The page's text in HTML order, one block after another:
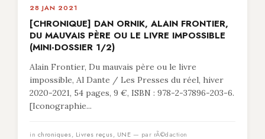
28 JAN 2021
[CHRONIQUE] DAN ORNIK, ALAIN FRONTIER,
DU MAUVAIS PÈRE OU LE LIVRE IMPOSSIBLE
(MINI-DOSSIER 1/2)
Alain Frontier, Du mauvais père ou le livre
impossible, Al Dante / Les Presses du réel, hiver
2020-2021, 54 pages, 9 €, ISBN : 978-2-37896-203-6.
[Iconographie...
in chroniques, Livres reçus, UNE — par rÃ©daction